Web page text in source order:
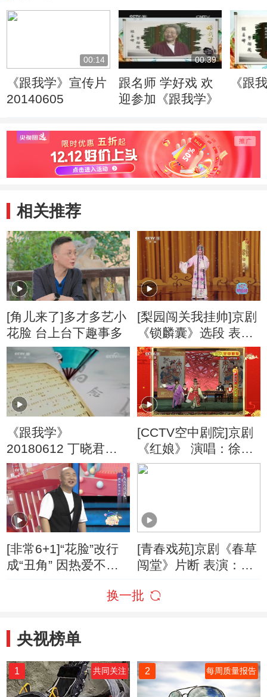
00:14
《跟我学》宣传片
20140605
00:39
跟名师 学好戏 欢
迎参加《跟我学》
《跟
相关推荐
[角儿来了]多才多艺小
花脸 台上台下趣事多
[梨园闯关我挂帅]京剧
《锁麟囊》选段 表
演：应宁
《跟我学》
20180612 丁晓君教
唱京剧《白蛇传》
[CCTV空中剧院]京剧
《红娘》 演唱：徐孟
珂
[非常6+1]“花脸”改行
成“丑角” 因热爱不言
[青春戏苑]京剧《春草
闯堂》片断 表演：张
换一批
央视榜单
1 共同关注 2 每周质量报告